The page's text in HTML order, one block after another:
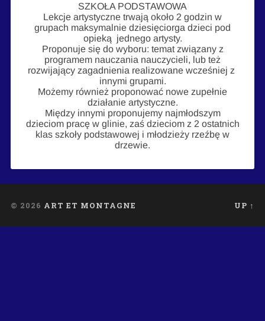
SZKOŁA PODSTAWOWA
Lekcje artystyczne trwają około 2 godzin w
grupach maksymalnie dziesięciorga dzieci pod
opieką jednego artysty.
Proponuje się do wyboru: temat związany z
programem nauczania nauczycieli, lub też
rozwijający zagadnienia realizowane wcześniej z
innymi grupami.
Możemy również proponować nowe zupełnie
działanie artystyczne.
Między innymi proponujemy najmłodszym
dzieciom pracę w glinie, zaś dzieciom z 2 ostatnich
klas szkoły podstawowej i młodzieży rzeźbę w
drzewie.
© 2026 ART ET MONTAGNE UP ↑